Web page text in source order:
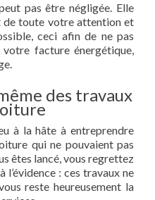
pas être négligée. Elle
de toute votre attention et
ceci afin de ne pas
facture énergétique,
des travaux
à la hâte à entreprendre
qui ne pouvaient pas
êtes lancé, vous regrettez
l’évidence : ces travaux ne
reste heureusement la